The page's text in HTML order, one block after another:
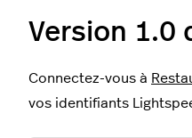
Version 1.0
Connectez-vous à
vos identifiants